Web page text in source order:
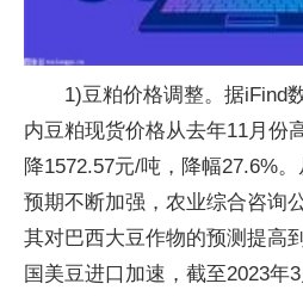
1)豆粕价格调整。据iFind
内豆粕现货价格从去年11月份
降1572.57元/吨，降幅27.6%
预期不断加强，农业综合咨询
其对巴西大豆作物的预测提高
国美豆进口加速，截至2023年